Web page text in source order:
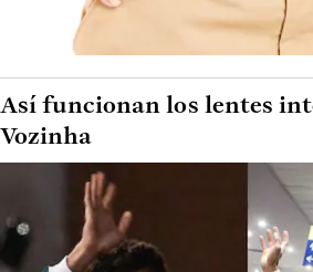
Así funcionan los lentes
Vozinha